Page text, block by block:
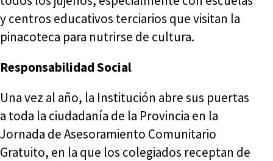
y centros educativos terciarios que visitan la
pinacoteca para nutrirse de cultura.
Responsabilidad Social
Una vez al año, la Institución abre sus puertas
a toda la ciudadanía de la Provincia en la
Jornada de Asesoramiento Comunitario
Gratuito, en la que los colegiados receptan de